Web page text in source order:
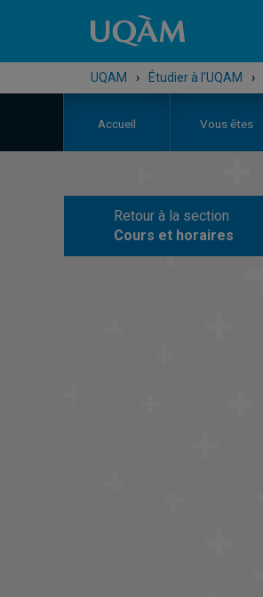
UQAM › Étudier à l'UQAM ›
Accueil Vous êtes
Retour à la section
Cours et horaires